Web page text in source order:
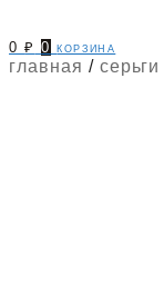
0₽ 0 корзина
главная / серьги